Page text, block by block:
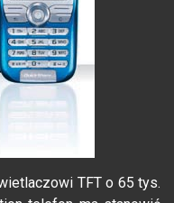
TFT o 65 tys.